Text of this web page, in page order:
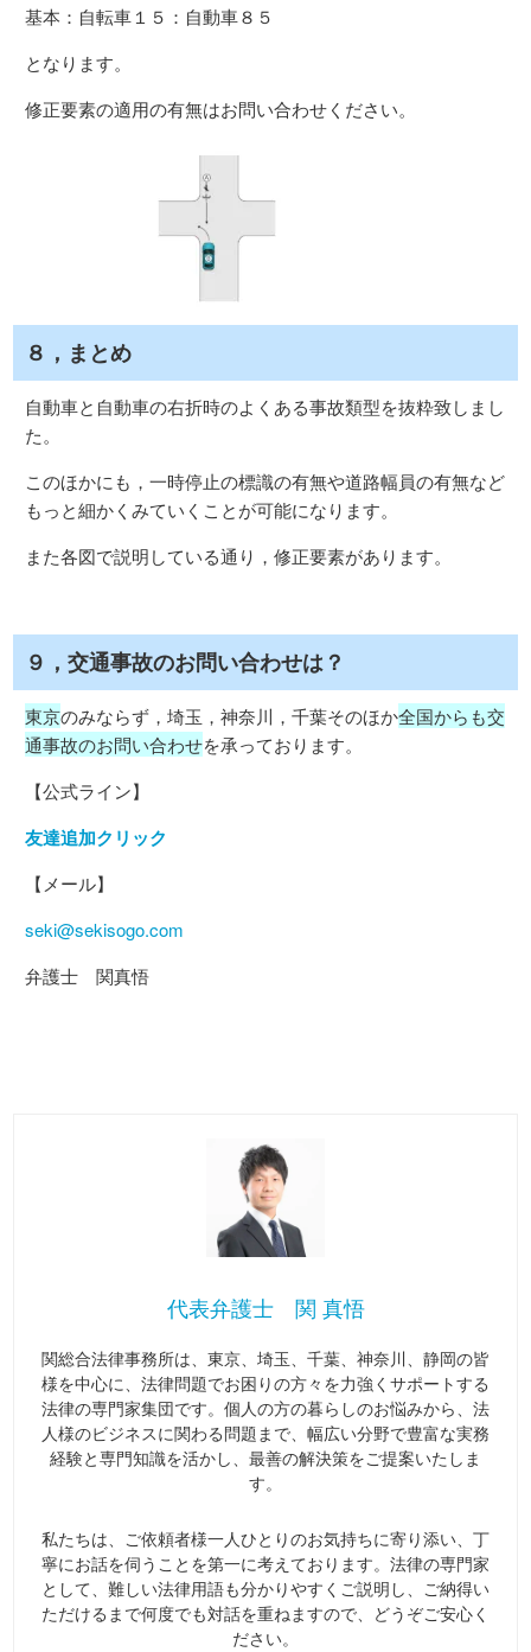
基本：自転車１５：自動車８５
となります。
修正要素の適用の有無はお問い合わせください。
８，まとめ
自動車と自動車の右折時のよくある事故類型を抜粋致しまし
た。
このほかにも，一時停止の標識の有無や道路幅員の有無など
もっと細かくみていくことが可能になります。
また各図で説明している通り，修正要素があります。
９，交通事故のお問い合わせは？
東京のみならず，埼玉，神奈川，千葉そのほか全国からも交
通事故のお問い合わせを承っております。
【公式ライン】
友達追加クリック
【メール】
seki@sekisogo.com
弁護士 関真悟
代表弁護士 関 真悟
関総合法律事務所は、東京、埼玉、千葉、神奈川、静岡の皆
様を中心に、法律問題でお困りの方々を力強くサポートする
法律の専門家集団です。個人の方の暮らしのお悩みから、法
人様のビジネスに関わる問題まで、幅広い分野で豊富な実務
経験と専門知識を活かし、最善の解決策をご提案いたしま
す。
私たちは、ご依頼者様一人ひとりのお気持ちに寄り添い、丁
寧にお話を伺うことを第一に考えております。法律の専門家
として、難しい法律用語も分かりやすくご説明し、ご納得い
ただけるまで何度でも対話を重ねますので、どうぞご安心く
ださい。